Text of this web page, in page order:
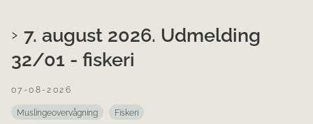
7. august 2026. Udmelding
32/01 - fiskeri
07-08-2026
Muslingeovervågning Fiskeri